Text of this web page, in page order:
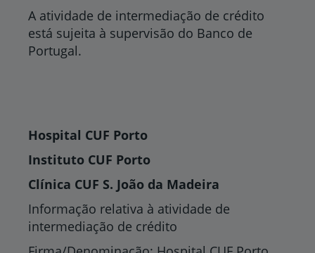
A atividade de intermediação de crédito
está sujeita à supervisão do Banco de
Portugal.
Hospital CUF Porto
Instituto CUF Porto
Clínica CUF S. João da Madeira
Informação relativa à atividade de
intermediação de crédito